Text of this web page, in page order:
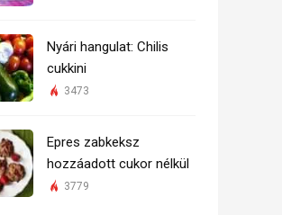
Nyári hangulat: Chilis
cukkini
3473
Epres zabkeksz
hozzáadott cukor nélkül
3779